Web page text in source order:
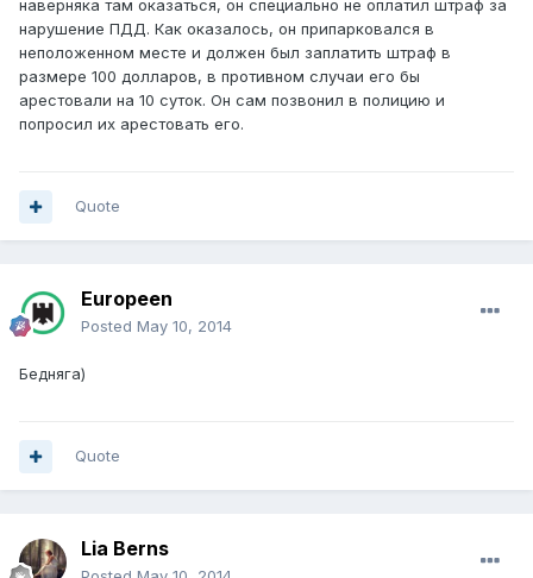
наверняка там оказаться, он специально не оплатил штраф за
нарушение ПДД. Как оказалось, он припарковался в
неположенном месте и должен был заплатить штраф в
размере 100 долларов, в противном случаи его бы
арестовали на 10 суток. Он сам позвонил в полицию и
попросил их арестовать его.
Quote
Europeen
Posted May 10, 2014
Бедняга)
Quote
Lia Berns